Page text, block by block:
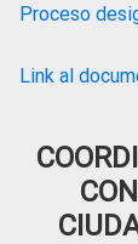
Proceso
Link al